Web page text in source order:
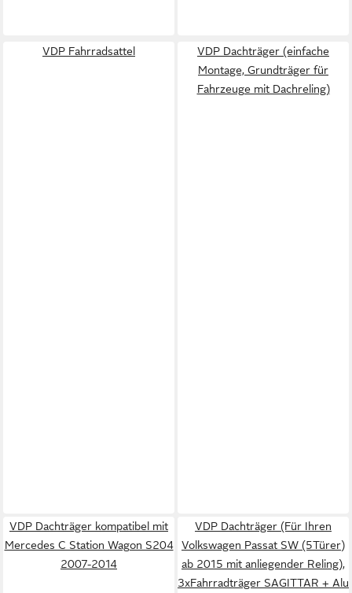
VDP Fahrradsattel
VDP Dachträger (einfache
Montage, Grundträger für
Fahrzeuge mit Dachreling)
VDP Dachträger kompatibel mit
Mercedes C Station Wagon S204
2007-2014
VDP Dachträger (Für Ihren
Volkswagen Passat SW (5Türer)
ab 2015 mit anliegender Reling),
3xFahrradträger SAGITTAR + Alu